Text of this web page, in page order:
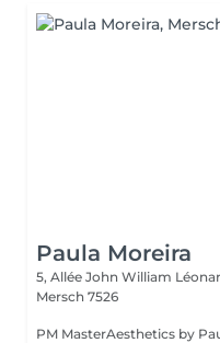
Paula Moreira
5, Allée John William
Mersch 7526
PM MasterAesthetics by